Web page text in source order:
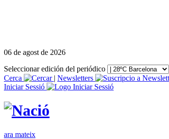
06 de agost de 2026
Seleccionar edición del periódico
Cerca
| Newsletters
Iniciar Sessió
ara mateix